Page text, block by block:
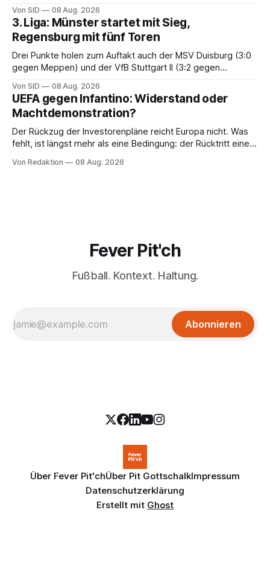
Von SID 08 Aug. 2026
3. Liga: Münster startet mit Sieg,
Regensburg mit fünf Toren
Drei Punkte holen zum Auftakt auch der MSV Duisburg (3:0
gegen Meppen) und der VfB Stuttgart II (3:2 gegen
Von SID 08 Aug. 2026
UEFA gegen Infantino: Widerstand oder
Machtdemonstration?
Der Rückzug der Investorenpläne reicht Europa nicht. Was
fehlt, ist längst mehr als eine Bedingung: der Rücktritt eines
Von Redaktion 08 Aug. 2026
Fever Pit'ch
Fußball. Kontext. Haltung.
Abonnieren
Über Fever Pit'chÜber Pit GottschalkImpressum
Datenschutzerklärung
Erstellt mit Ghost